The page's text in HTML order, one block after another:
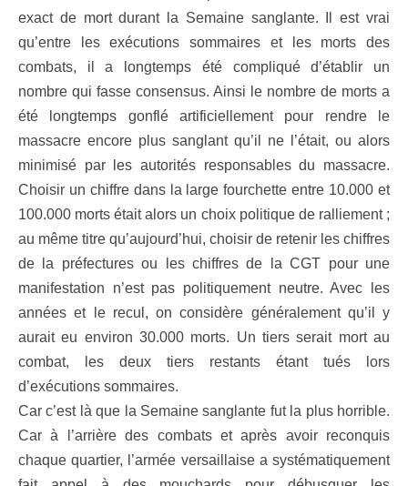
exact de mort durant la Semaine sanglante. Il est vrai
qu’entre les exécutions sommaires et les morts des
combats, il a longtemps été compliqué d’établir un
nombre qui fasse consensus. Ainsi le nombre de morts a
été longtemps gonflé artificiellement pour rendre le
massacre encore plus sanglant qu’il ne l’était, ou alors
minimisé par les autorités responsables du massacre.
Choisir un chiffre dans la large fourchette entre 10.000 et
100.000 morts était alors un choix politique de ralliement ;
au même titre qu’aujourd’hui, choisir de retenir les chiffres
de la préfectures ou les chiffres de la CGT pour une
manifestation n’est pas politiquement neutre. Avec les
années et le recul, on considère généralement qu’il y
aurait eu environ 30.000 morts. Un tiers serait mort au
combat, les deux tiers restants étant tués lors
d’exécutions sommaires.
Car c’est là que la Semaine sanglante fut la plus horrible.
Car à l’arrière des combats et après avoir reconquis
chaque quartier, l’armée versaillaise a systématiquement